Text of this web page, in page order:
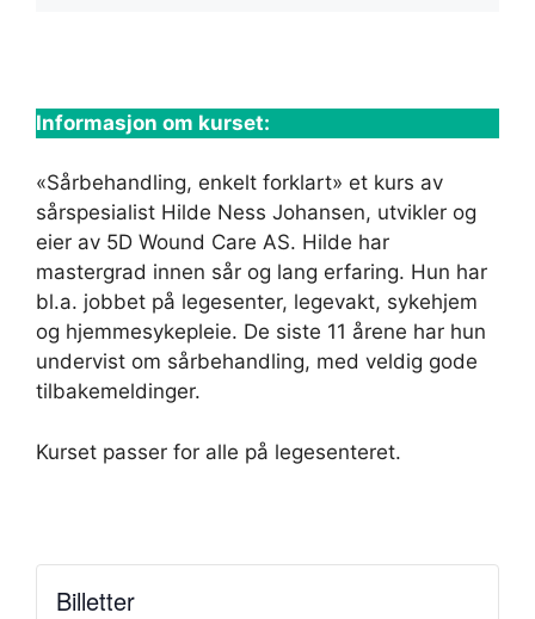
Informasjon om kurset:
«Sårbehandling, enkelt forklart» et kurs av
sårspesialist Hilde Ness Johansen, utvikler og
eier av 5D Wound Care AS. Hilde har
mastergrad innen sår og lang erfaring. Hun har
bl.a. jobbet på legesenter, legevakt, sykehjem
og hjemmesykepleie. De siste 11 årene har hun
undervist om sårbehandling, med veldig gode
tilbakemeldinger.
Kurset passer for alle på legesenteret.
Billetter